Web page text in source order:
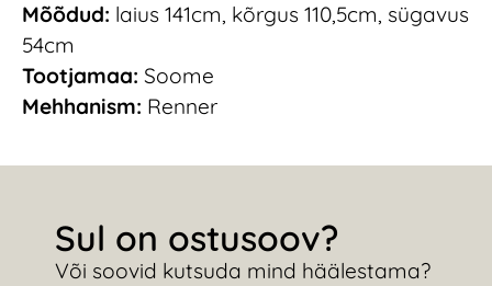
Mõõdud: laius 141cm, kõrgus 110,5cm, sügavus
54cm
Tootjamaa: Soome
Mehhanism: Renner
Sul on ostusoov?
Või soovid kutsuda mind häälestama?